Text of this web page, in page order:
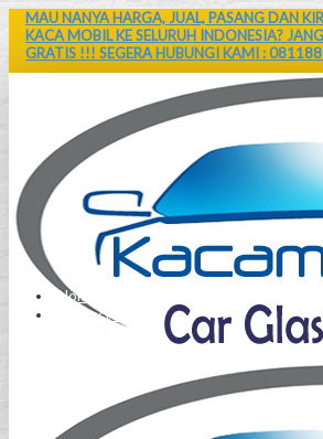
MAU NANYA HARGA, JUAL, PASANG DAN
KACA MOBIL KE SELURUH INDONESIA?
GRATIS !!! SEGERA HUBUNGI KAMI :
Home
Contact Us